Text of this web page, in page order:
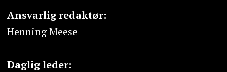
Ansvarlig redaktør:
Henning Meese
Daglig leder: